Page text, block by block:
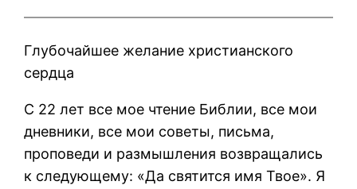
Глубочайшее желание христианского
сердца
С 22 лет все мое чтение Библии, все мои
дневники, все мои советы, письма,
проповеди и размышления возвращались
к следующему: «Да святится имя Твое». Я